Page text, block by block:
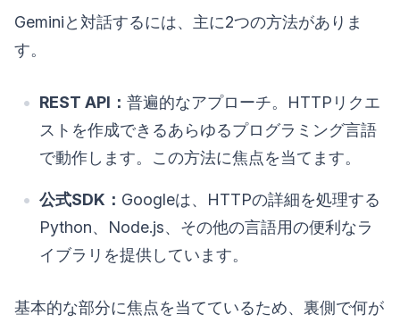
Geminiと対話するには、主に2つの方法がありま
す。
REST API： 普遍的なアプローチ。HTTPリクエ
ストを作成できるあらゆるプログラミング言語
で動作します。この方法に焦点を当てます。
公式SDK： Googleは、HTTPの詳細を処理する
Python、Node.js、その他の言語用の便利なラ
イブラリを提供しています。
基本的な部分に焦点を当てているため、裏側で何が